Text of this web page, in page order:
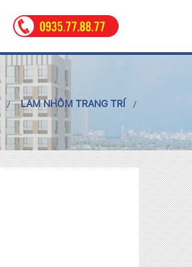
LAM NHÔM TRANG TRÍ